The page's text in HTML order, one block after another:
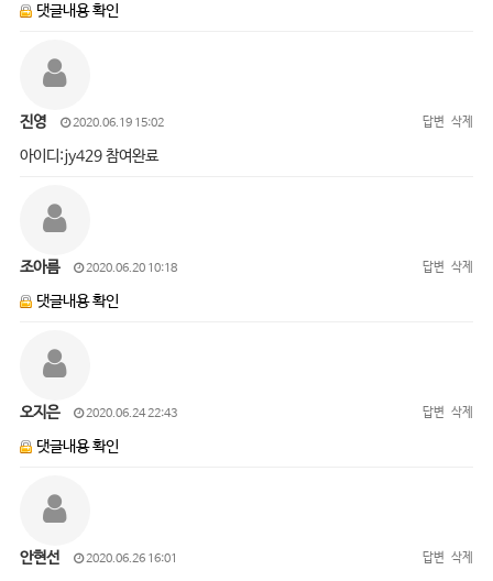
댓글내용 확인
진영 2020.06.19 15:02 답변 삭제
아이디:jy429 참여완료
조아름 2020.06.20 10:18 답변 삭제
댓글내용 확인
오지은 2020.06.24 22:43 답변 삭제
댓글내용 확인
안현선 2020.06.26 16:01 답변 삭제